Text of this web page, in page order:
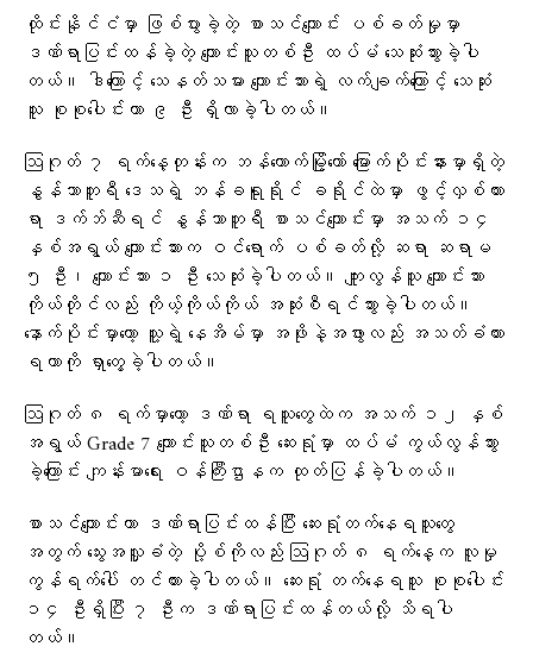
ထိုင်းနိုင်ငံမှာ ဖြစ်ပွားခဲ့တဲ့ စာသင်ကျောင်း ပစ်ခတ်မှုမှာ
ဒဏ်ရာပြင်းထန်ခဲ့တဲ့ ကျောင်းသူတစ်ဦး ထပ်မံ သေဆုံးသွားခဲ့ပါ
တယ်။ ဒါကြောင့် သေနတ်သမား ကျောင်းသားရဲ့ လက်ချက်ကြောင့် သေဆုံး
သူ စုစုပေါင်းဟာ ၉ ဦး ရှိလာခဲ့ပါတယ်။
ဩဂုတ် ၇ ရက်နေ့တုန်းက ဘန်ကောက်မြို့တော် မြောက်ပိုင်းနားမှာရှိတဲ့
နွန်သာဘူရီ ဒေသရဲ့ ဘန်ခရူရိုင် ခရိုင်ထဲမှာ ဖွင့်လှစ်ထား
ရာ ဒက်ဘ်ဆီရင် နွန်သာဘူရီ စာသင်ကျောင်းမှာ အသက် ၁၄
နှစ်အရွယ် ကျောင်းသားက ဝင်ရောက် ပစ်ခတ်လို့ ဆရာ ဆရာမ
၅ ဦး၊ ကျောင်းသား ၁ ဦး သေဆုံးခဲ့ပါတယ်။ ကျူးလွန်သူ ကျောင်းသား
ကိုယ်တိုင်လည်း ကိုယ့်ကိုယ်ကိုယ် အဆုံးစီရင်သွားခဲ့ပါတယ်။
နောက်ပိုင်းမှာတော့ သူ့ရဲ့ နေအိမ်မှာ အဖိုးနဲ့အဖွားလည်း အသတ်ခံထား
ရတာကို ရှာတွေ့ခဲ့ပါတယ်။
ဩဂုတ် ၈ ရက်မှာတော့ ဒဏ်ရာ ရသူတွေထဲက အသက် ၁၂ နှစ်
အရွယ် Grade 7 ကျောင်းသူတစ်ဦး ဆေးရုံမှာ ထပ်မံ ကွယ်လွန်သွား
ခဲ့ကြောင်း ကျန်းမာရေး ဝန်ကြီးဌာနက ထုတ်ပြန်ခဲ့ပါတယ်။
စာသင်ကျောင်းဟာ ဒဏ်ရာပြင်းထန်ပြီး ဆေးရုံတက်နေရသူတွေ
အတွက် သွေးအလှူခံတဲ့ ပို့စ်ကိုလည်း ဩဂုတ် ၈ ရက်နေ့က လူမှု
ကွန်ရက်ပေါ် တင်ထားခဲ့ပါတယ်။ ဆေးရုံ တက်နေရသူ စုစုပေါင်း
၁၄ ဦးရှိပြီး ၇ ဦးက ဒဏ်ရာပြင်းထန်တယ်လို့ သိရပါ
တယ်။